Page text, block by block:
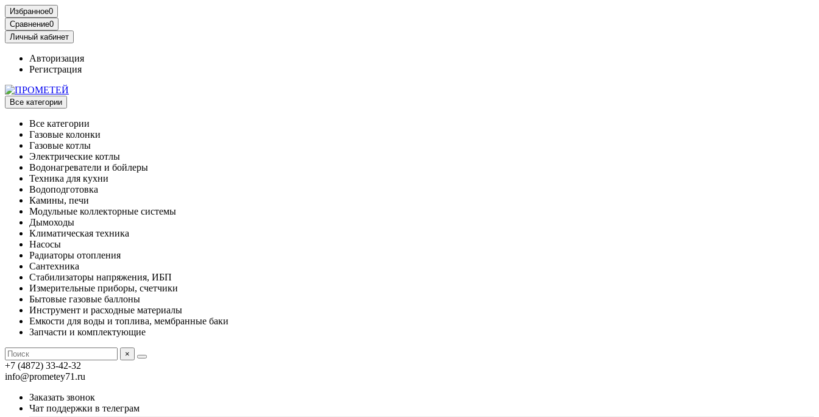
Избранное0
Сравнение0
Личный кабинет
Авторизация
Регистрация
Все категории
Все категории
Газовые колонки
Газовые котлы
Электрические котлы
Водонагреватели и бойлеры
Техника для кухни
Водоподготовка
Камины, печи
Модульные коллекторные системы
Дымоходы
Климатическая техника
Насосы
Радиаторы отопления
Сантехника
Стабилизаторы напряжения, ИБП
Измерительные приборы, счетчики
Бытовые газовые баллоны
Инструмент и расходные материалы
Емкости для воды и топлива, мембранные баки
Запчасти и комплектующие
×
+7 (4872) 33-42-32
info@prometey71.ru
Заказать звонок
Чат поддержки в телеграм